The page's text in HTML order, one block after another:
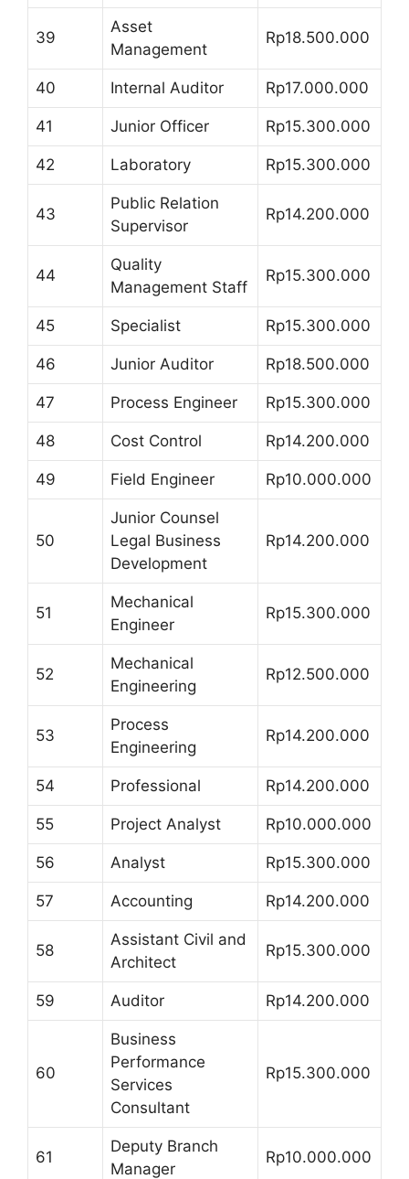
39
Asset
Management
Rp18.500.000
40 Internal Auditor Rp17.000.000
41 Junior Officer Rp15.300.000
42 Laboratory Rp15.300.000
43
Public Relation
Supervisor
Rp14.200.000
44
Quality
Management Staff
Rp15.300.000
45 Specialist Rp15.300.000
46 Junior Auditor Rp18.500.000
47 Process Engineer Rp15.300.000
48 Cost Control Rp14.200.000
49 Field Engineer Rp10.000.000
50
Junior Counsel
Legal Business
Development
Rp14.200.000
51
Mechanical
Engineer
Rp15.300.000
52
Mechanical
Engineering
Rp12.500.000
53
Process
Engineering
Rp14.200.000
54 Professional Rp14.200.000
55 Project Analyst Rp10.000.000
56 Analyst Rp15.300.000
57 Accounting Rp14.200.000
58
Assistant Civil and
Architect
Rp15.300.000
59 Auditor Rp14.200.000
60
Business
Performance
Services
Consultant
Rp15.300.000
61
Deputy Branch
Manager
Rp10.000.000